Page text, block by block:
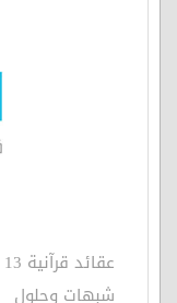
شبهات وحلول